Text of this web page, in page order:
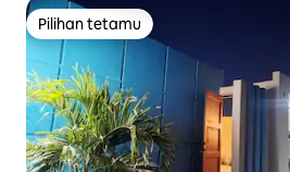
Pilihan tetamu
Pilihan tetamu